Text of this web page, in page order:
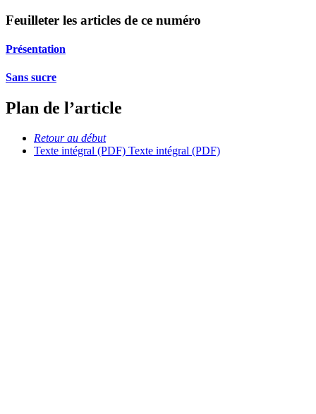
Feuilleter les articles de ce numéro
Présentation
Sans sucre
Plan de l’article
Retour au début
Texte intégral (PDF) Texte intégral (PDF)